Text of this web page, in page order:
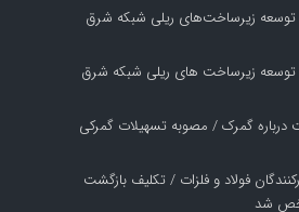
توسعه زیرساخت‌های ریلی شبکه شرق
توسعه زیرساخت های ریلی شبکه شرق
گمرک / مصوبه تسهیلات گمرکی
فولاد و فلزات / تکلیف بازگشت